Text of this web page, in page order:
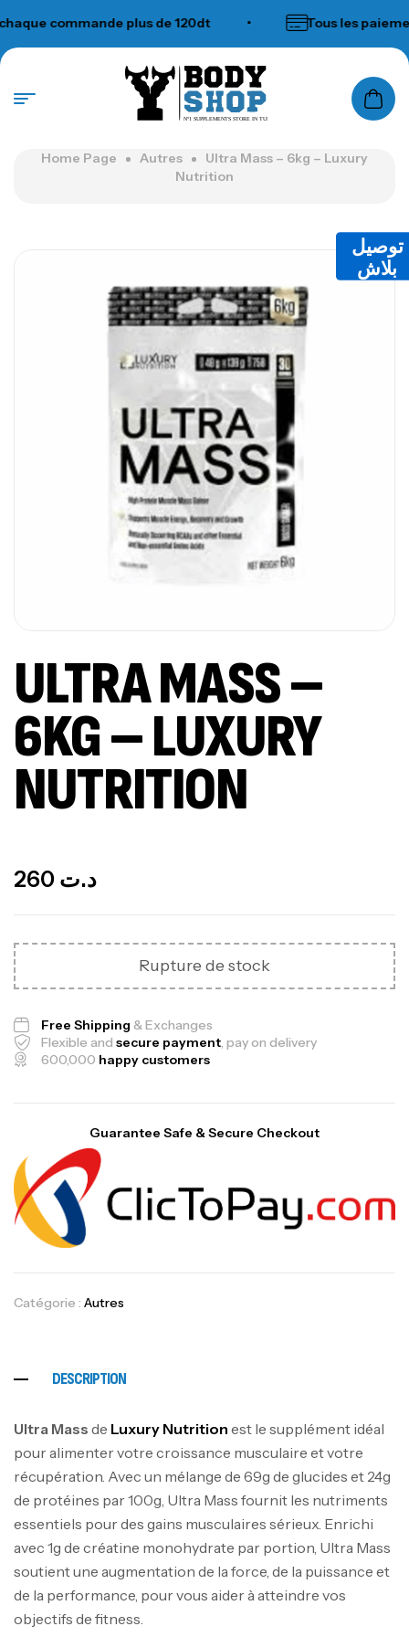
commande plus de 120dt Tous les
N°1 SUPPLEMENTS STORE IN TUNISIA
Home Page Autres
Ultra Mass – 6kg – Luxury
Nutrition
توصيل
بلاش
ULTRA MASS –
6KG – LUXURY
NUTRITION
د.ت
Rupture de stock
Free Shipping & Exchanges
Flexible and secure payment, pay on delivery
600,000 happy customers
Guarantee Safe & Secure Checkout
Catégorie : Autres
DESCRIPTION
Ultra Mass de Luxury Nutrition est le supplément idéal
pour alimenter votre croissance musculaire et votre
récupération. Avec un mélange de 69g de glucides et 24g
de protéines par 100g, Ultra Mass fournit les nutriments
essentiels pour des gains musculaires sérieux. Enrichi
avec 1g de créatine monohydrate par portion, Ultra Mass
soutient une augmentation de la force, de la puissance et
de la performance, pour vous aider à atteindre vos
objectifs de fitness.